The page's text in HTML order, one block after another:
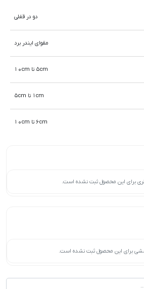
دو در قفلی
مقوای ایندر برد
5cm تا 10cm
1cm تا 5cm
6cm تا 10cm
برای این محصول ثبت نشده است.
برای این محصول ثبت نشده است.